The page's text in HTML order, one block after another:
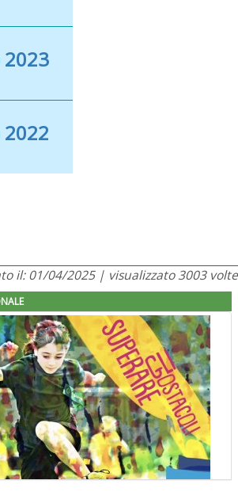
2023
il: 01/04/2025 | visualizzato 3003 volte